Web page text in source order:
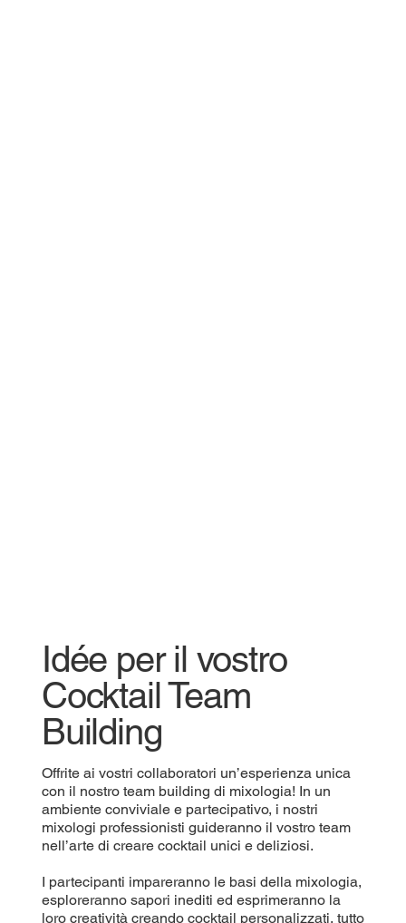
Idée per il vostro
Cocktail Team
Building
Offrite ai vostri collaboratori un’esperienza unica
con il nostro team building di mixologia! In un
ambiente conviviale e partecipativo, i nostri
mixologi professionisti guideranno il vostro team
nell’arte di creare cocktail unici e deliziosi.
I partecipanti impareranno le basi della mixologia,
esploreranno sapori inediti ed esprimeranno la
loro creatività creando cocktail personalizzati, tutto